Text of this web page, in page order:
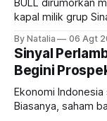
kapal milik grup
masih menarik
By Natalia 06 Agt
Sinyal
Begini
Ekonomi
Biasanya, saham